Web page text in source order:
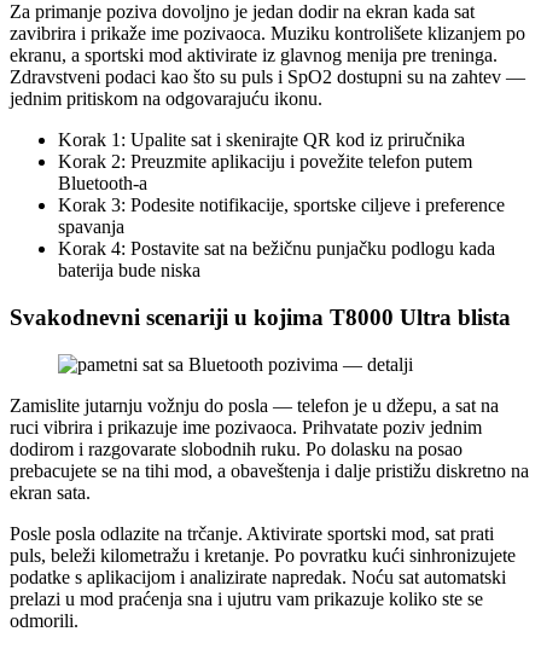
Za primanje poziva dovoljno je jedan dodir na ekran kada sat
zavibrira i prikaže ime pozivaoca. Muziku kontrolišete klizanjem po
ekranu, a sportski mod aktivirate iz glavnog menija pre treninga.
Zdravstveni podaci kao što su puls i SpO2 dostupni su na zahtev —
jednim pritiskom na odgovarajuću ikonu.
Korak 1: Upalite sat i skenirajte QR kod iz priručnika
Korak 2: Preuzmite aplikaciju i povežite telefon putem
Bluetooth-a
Korak 3: Podesite notifikacije, sportske ciljeve i preference
spavanja
Korak 4: Postavite sat na bežičnu punjačku podlogu kada
baterija bude niska
Svakodnevni scenariji u kojima T8000 Ultra blista
Zamislite jutarnju vožnju do posla — telefon je u džepu, a sat na
ruci vibrira i prikazuje ime pozivaoca. Prihvatate poziv jednim
dodirom i razgovarate slobodnih ruku. Po dolasku na posao
prebacujete se na tihi mod, a obaveštenja i dalje pristižu diskretno na
ekran sata.
Posle posla odlazite na trčanje. Aktivirate sportski mod, sat prati
puls, beleži kilometražu i kretanje. Po povratku kući sinhronizujete
podatke s aplikacijom i analizirate napredak. Noću sat automatski
prelazi u mod praćenja sna i ujutru vam prikazuje koliko ste se
odmorili.